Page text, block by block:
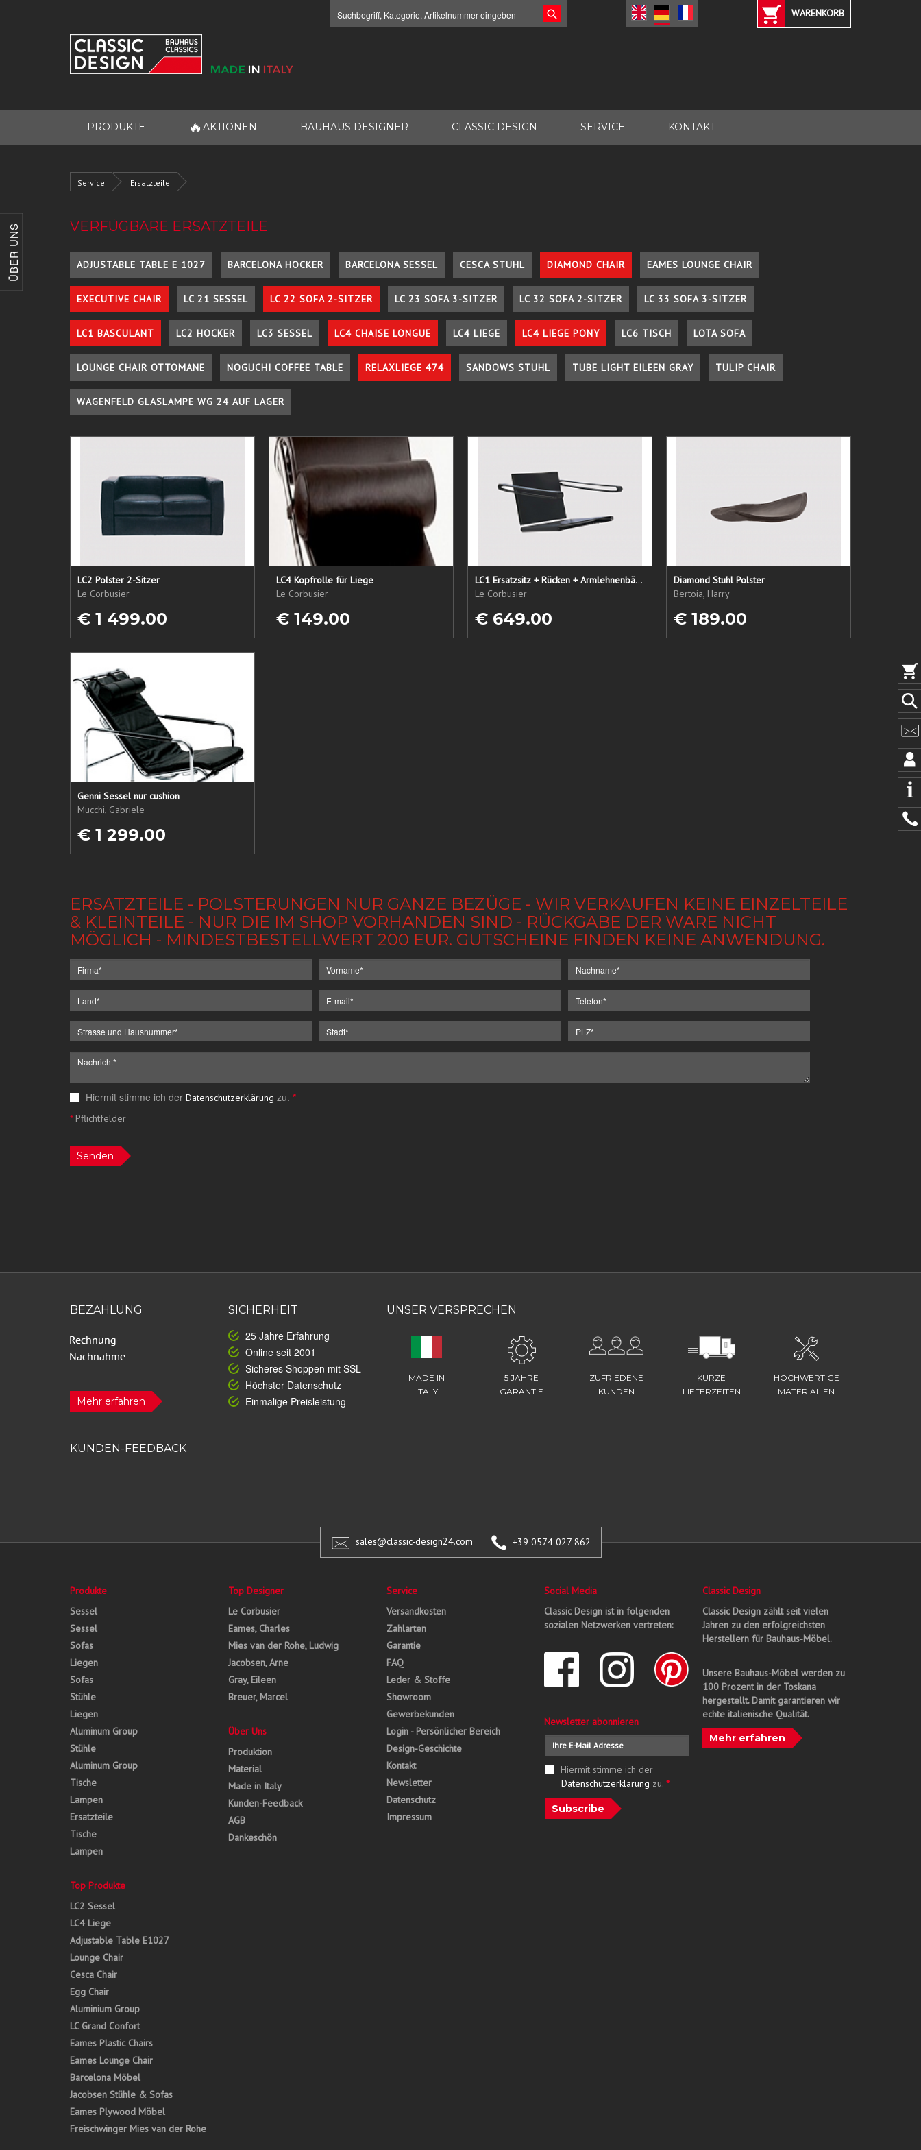
ÜBER UNS
WARENKORB
PRODUKTE 🔥 AKTIONEN BAUHAUS DESIGNER CLASSIC DESIGN SERVICE KONTAKT
Service Ersatzteile
VERFÜGBARE ERSATZTEILE
ADJUSTABLE TABLE E 1027 BARCELONA HOCKER BARCELONA SESSEL CESCA STUHL DIAMOND CHAIR EAMES LOUNGE CHAIR
EXECUTIVE CHAIR LC 21 SESSEL LC 22 SOFA 2-SITZER LC 23 SOFA 3-SITZER LC 32 SOFA 2-SITZER LC 33 SOFA 3-SITZER
LC1 BASCULANT LC2 HOCKER LC3 SESSEL LC4 CHAISE LONGUE LC4 LIEGE LC4 LIEGE PONY LC6 TISCH LOTA SOFA
LOUNGE CHAIR OTTOMANE NOGUCHI COFFEE TABLE RELAXLIEGE 474 SANDOWS STUHL TUBE LIGHT EILEEN GRAY TULIP CHAIR
WAGENFELD GLASLAMPE WG 24 AUF LAGER
LC2 Polster 2-Sitzer
Le Corbusier
€ 1 499.00
LC4 Kopfrolle für Liege
Le Corbusier
€ 149.00
LC1 Ersatzsitz + Rücken + Armlehnenbänder
Le Corbusier
€ 649.00
Diamond Stuhl Polster
Bertoia, Harry
€ 189.00
Genni Sessel nur cushion
Mucchi, Gabriele
€ 1 299.00
ERSATZTEILE - POLSTERUNGEN NUR GANZE BEZÜGE - WIR VERKAUFEN KEINE EINZELTEILE
& KLEINTEILE - NUR DIE IM SHOP VORHANDEN SIND - RÜCKGABE DER WARE NICHT
MÖGLICH - MINDESTBESTELLWERT 200 EUR. GUTSCHEINE FINDEN KEINE ANWENDUNG.
Hiermit stimme ich der Datenschutzerklärung zu. *
*Pflichtfelder
Senden
BEZAHLUNG
Mehr erfahren
SICHERHEIT
25 Jahre Erfahrung
Online seit 2001
Sicheres Shoppen mit SSL
Höchster Datenschutz
Einmalige Preisleistung
UNSER VERSPRECHEN
MADE IN
ITALY
5 JAHRE
GARANTIE
ZUFRIEDENE
KUNDEN
KURZE
LIEFERZEITEN
HOCHWERTIGE
MATERIALIEN
KUNDEN-FEEDBACK
sales@classic-design24.com +39 0574 027 862
Produkte
Sessel
Sessel
Sofas
Liegen
Sofas
Stühle
Liegen
Aluminum Group
Stühle
Aluminum Group
Tische
Lampen
Ersatzteile
Tische
Lampen
Top Produkte
LC2 Sessel
LC4 Liege
Adjustable Table E1027
Lounge Chair
Cesca Chair
Egg Chair
Aluminium Group
LC Grand Confort
Eames Plastic Chairs
Eames Lounge Chair
Barcelona Möbel
Jacobsen Stühle & Sofas
Eames Plywood Möbel
Freischwinger Mies van der Rohe
Top Designer
Le Corbusier
Eames, Charles
Mies van der Rohe, Ludwig
Jacobsen, Arne
Gray, Eileen
Breuer, Marcel
Über Uns
Produktion
Material
Made in Italy
Kunden-Feedback
AGB
Dankeschön
Service
Versandkosten
Zahlarten
Garantie
FAQ
Leder & Stoffe
Showroom
Gewerbekunden
Login - Persönlicher Bereich
Design-Geschichte
Kontakt
Newsletter
Datenschutz
Impressum
Social Media
Classic Design ist in folgenden
sozialen Netzwerken vertreten:
Newsletter abonnieren
Hiermit stimme ich der
Datenschutzerklärung zu. *
Subscribe
Classic Design
Classic Design zählt seit vielen
Jahren zu den erfolgreichsten
Herstellern für Bauhaus-Möbel.
Unsere Bauhaus-Möbel werden zu
100 Prozent in der Toskana
hergestellt. Damit garantieren wir
echte italienische Qualität.
Mehr erfahren